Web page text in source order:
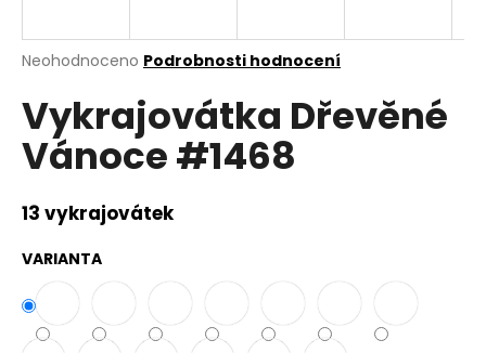
Průměrné
produktu
je
0,0
z
hvězdiček.
Neohodnoceno Podrobnosti hodnocení
Vykrajovátka Dřevěné
Vánoce #1468
13 vykrajovátek
VARIANTA
j
t
?
D